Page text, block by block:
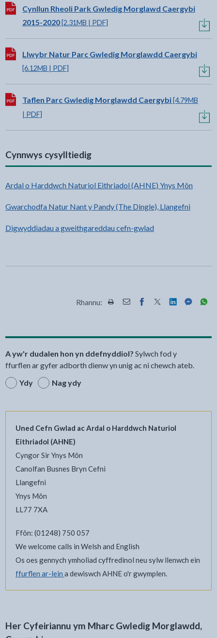
Lawrlwytho:
Cynllun Rheoli Park Gwledig Morglawd Caergybi
2015-2020[2.31MB | PDF]
Lawrlwytho:
Llwybr Natur Parc Gwledig Morglawdd Caergybi
[6.12MB | PDF]
Lawrlwytho:
Taflen Parc Gwledig Morglawdd Caergybi[4.79MB
| PDF]
Cynnwys cysylltiedig
Ardal o Harddwch Naturiol Eithriadol (AHNE) Ynys Môn
Gwarchodfa Natur Nant y Pandy (The Dingle), Llangefni
Digwyddiadau a gweithgareddau cefn-gwlad
Rhannu: Rhannwch y dudalen hon wrth
Rhannwch y dudalen hon
Rhannwch y dudalen
Rhannwch y
Rhannwch y
A yw'r dudalen hon yn ddefnyddiol? Sylwch fod y
ffurflen ar gyfer adborth dienw yn unig ac ni chewch ateb.
Ydy
Nag ydy
Uned Cefn Gwlad ac Ardal o Harddwch Naturiol
Eithriadol (AHNE)
Cyngor Sir Ynys Môn
Canolfan Busnes Bryn Cefni
Llangefni
Ynys Môn
LL77 7XA
Ffôn: (01248) 750 057
We welcome calls in Welsh and English
Os oes gennych ymholiad cyffredinol neu sylw llenwch ein
ffurflen ar-lein a dewiswch AHNE o'r gwymplen.
Her Cyfeiriannu ym Mharc Gwledig Morglawdd,